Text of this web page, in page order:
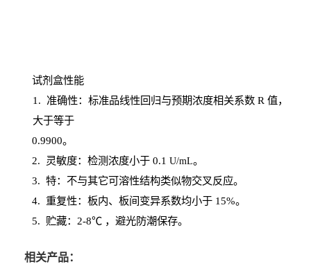
试剂盒性能
1 . 准确性：标准品线性回归与预期浓度相关系数 R 值，
大于等于
0.9900。
2. 灵敏度：检测浓度小于0.1 U/mL。
3. 特：不与其它可溶性结构类似物交叉反应。
4. 重复性：板内、板间变异系数均小于15%。
5. 贮藏：2-8℃ ，避光防潮保存。
相关产品：